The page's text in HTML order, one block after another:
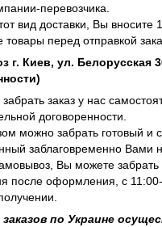
перевозчика.
вид доставки, Вы вносите
товары перед отправкой
г. Киев, ул. Белорусская
заказ у нас
договоренности.
можно забрать готовый и
заблаговременно Вами
Вы можете забрать
после оформления, с
по Украине